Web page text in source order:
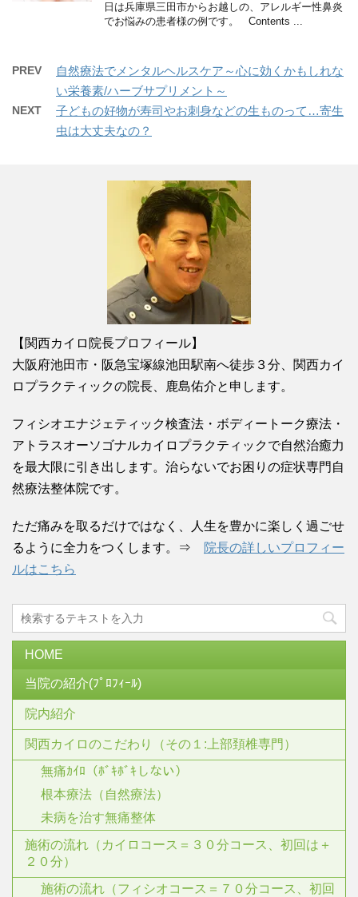
日は兵庫県三田市からお越しの、アレルギー性鼻炎
でお悩みの患者様の例です。 Contents ...
PREV
自然療法でメンタルヘルスケア～心に効くかもしれな
い栄養素/ハーブサプリメント～
NEXT
子どもの好物が寿司やお刺身などの生ものって…寄生
虫は大丈夫なの？
【関西カイロ院長プロフィール】
大阪府池田市・阪急宝塚線池田駅南へ徒歩３分、関西カイ
ロプラクティックの院長、鹿島佑介と申します。
フィシオエナジェティック検査法・ボディートーク療法・
アトラスオーソゴナルカイロプラクティックで自然治癒力
を最大限に引き出します。治らないでお困りの症状専門自
然療法整体院です。
ただ痛みを取るだけではなく、人生を豊かに楽しく過ごせ
るように全力をつくします。⇒
院長の詳しいプロフィー
ルはこちら
HOME
当院の紹介(ﾌﾟﾛﾌｨｰﾙ)
院内紹介
関西カイロのこだわり（その１:上部頚椎専門）
無痛ｶｲﾛ（ﾎﾞｷﾎﾞｷしない）
根本療法（自然療法）
未病を治す無痛整体
施術の流れ（カイロコース＝３０分コース、初回は＋
２０分）
施術の流れ（フィシオコース＝７０分コース、初回